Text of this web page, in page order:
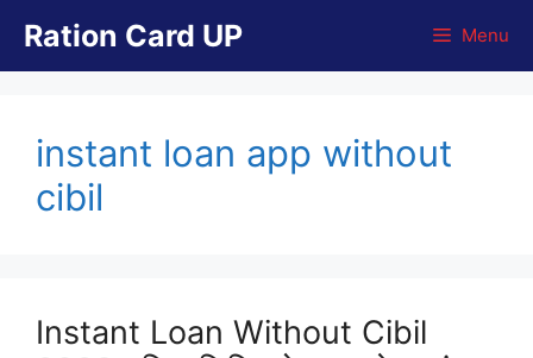
content
Ration Card UP Menu
instant loan app without
cibil
Instant Loan Without Cibil